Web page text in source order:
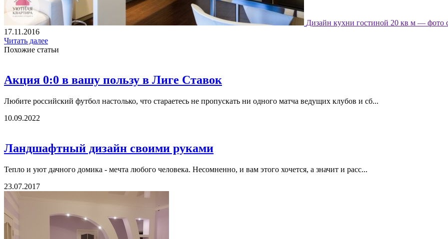
Дизайн кухни гостиной 20 кв м — фото
17.11.2016
Читать далее
Похожие статьи
Акция 0:0 в вашу пользу в Лиге Ставок
Любите российский футбол настолько, что стараетесь не пропускать ни одного матча ведущих клубов и сб...
10.09.2022
Ландшафтный дизайн своими руками
Тепло и уют дачного домика - мечта любого человека. Несомненно, и вам этого хочется, а значит и расс...
23.07.2017